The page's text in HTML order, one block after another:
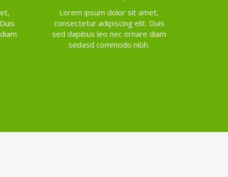
Lorem ipsum dolor sit amet,
consectetur adipiscing elit. Duis
sed dapibus leo nec ornare diam
sedasd commodo nibh.